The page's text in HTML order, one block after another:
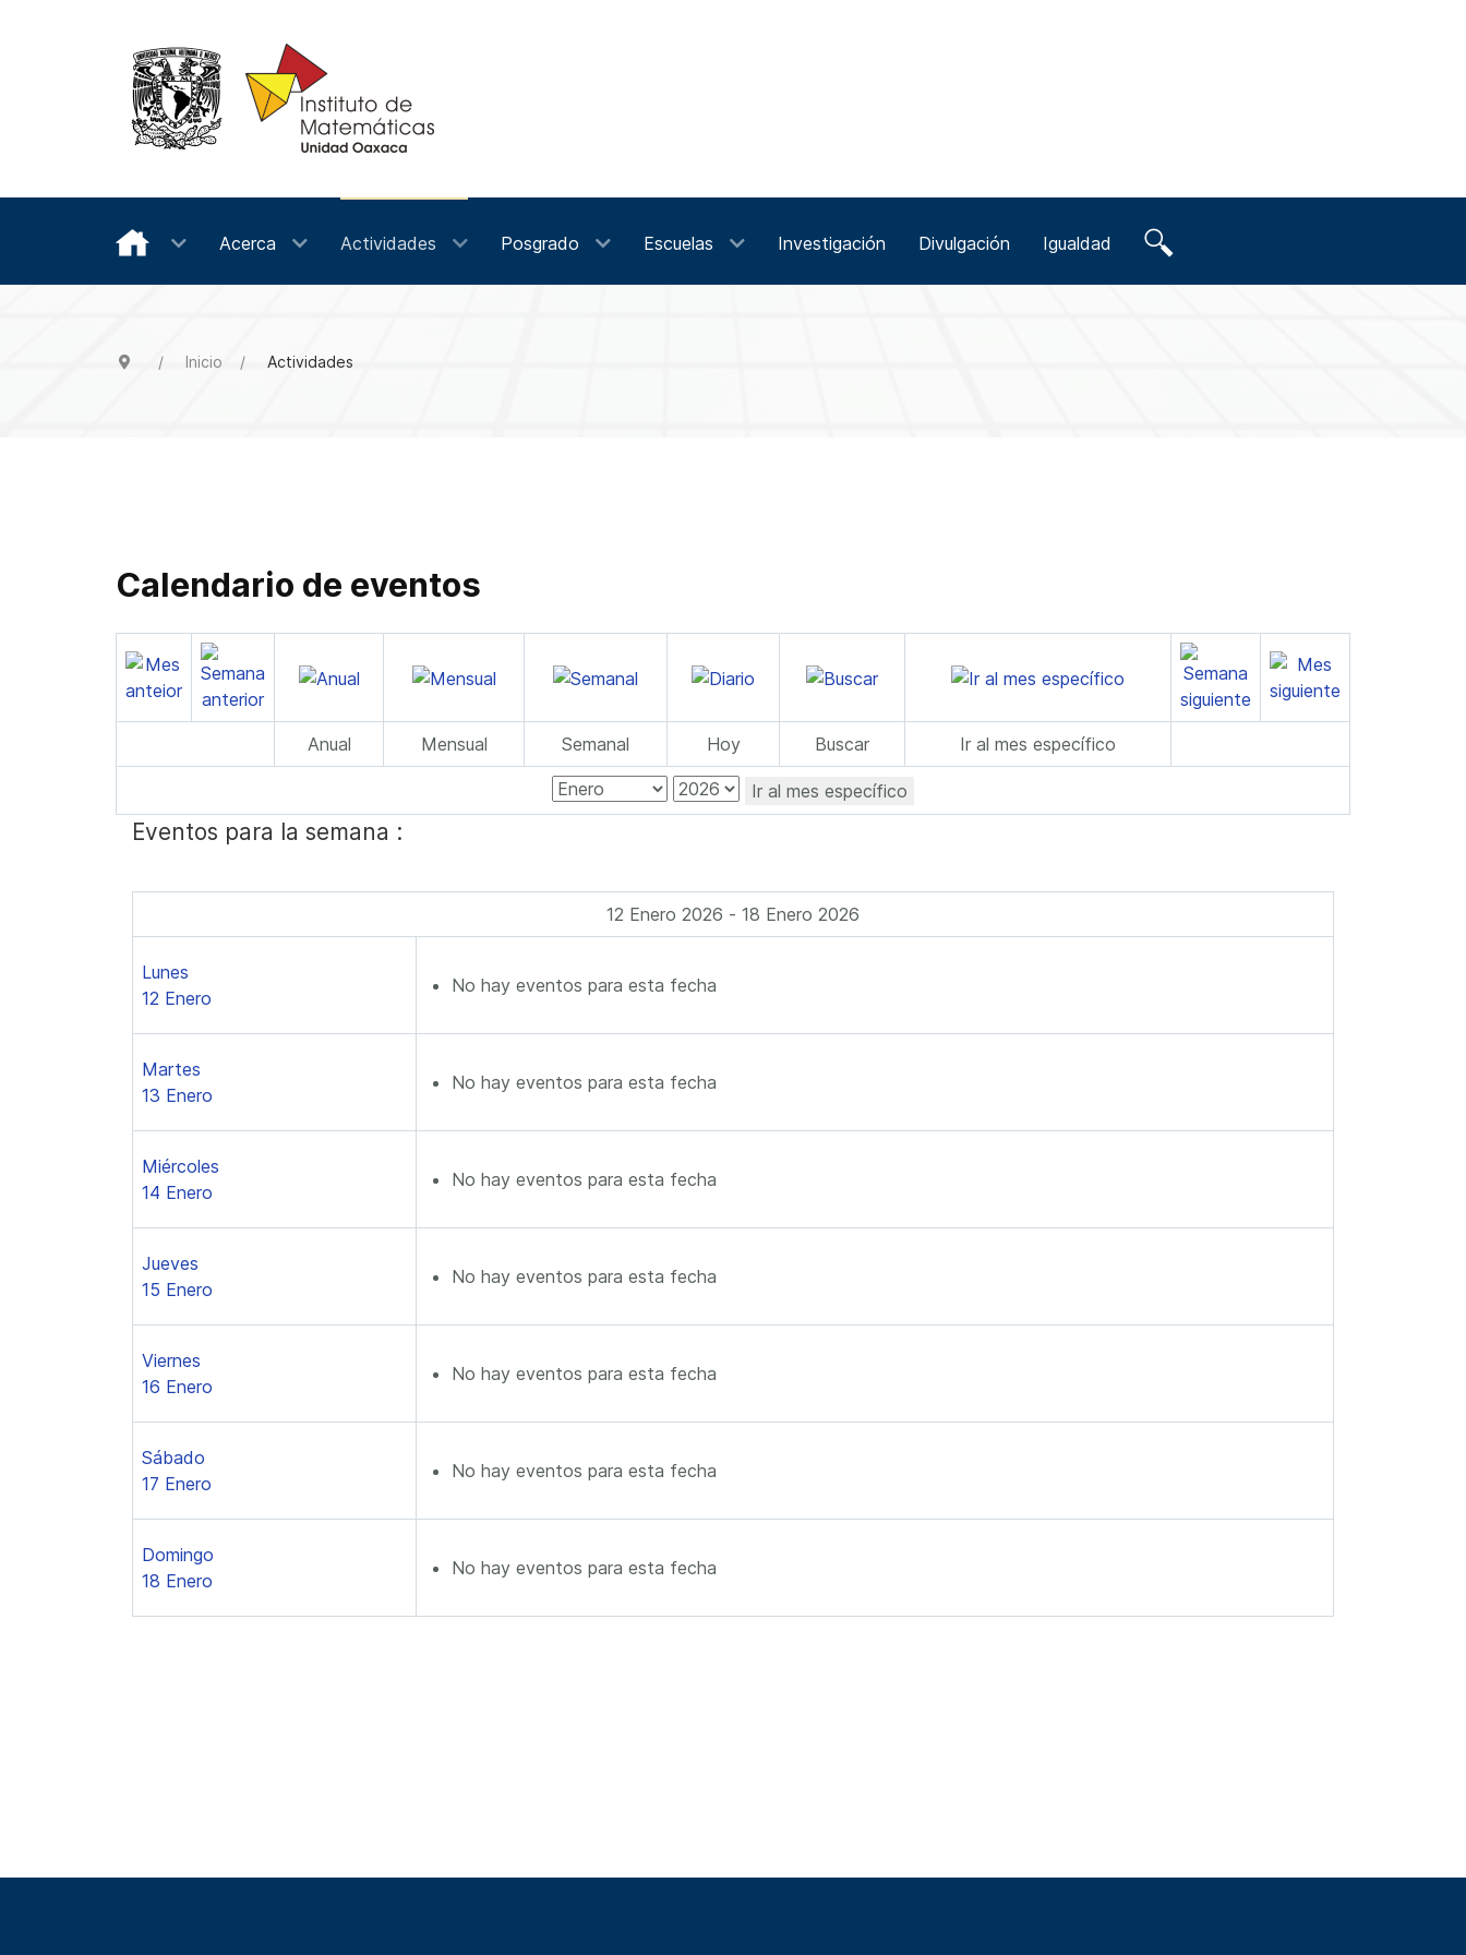
Acerca Actividades Posgrado Escuelas Investigación Divulgación Igualdad
Inicio Actividades
Calendario de eventos
Anual Mensual Semanal Hoy Buscar Ir al mes específico
Ir al mes específico
Eventos para la semana :
12 Enero 2026 - 18 Enero 2026
Lunes
12 Enero
No hay eventos para esta fecha
Martes
13 Enero
No hay eventos para esta fecha
Miércoles
14 Enero
No hay eventos para esta fecha
Jueves
15 Enero
No hay eventos para esta fecha
Viernes
16 Enero
No hay eventos para esta fecha
Sábado
17 Enero
No hay eventos para esta fecha
Domingo
18 Enero
No hay eventos para esta fecha